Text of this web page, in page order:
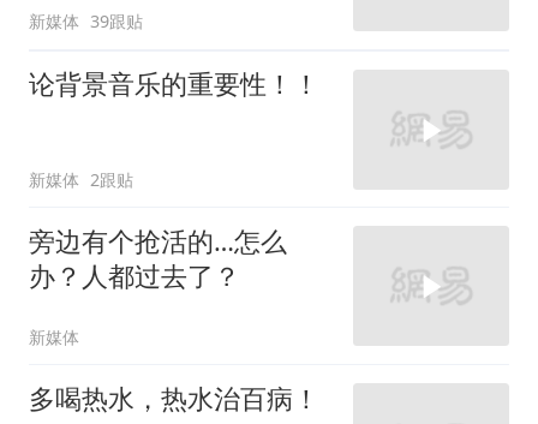
新媒体 39跟贴
论背景音乐的重要性！！
新媒体 2跟贴
旁边有个抢活的…怎么
办？人都过去了？
新媒体
多喝热水，热水治百病！